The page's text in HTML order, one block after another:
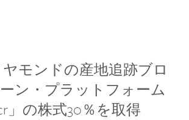
ヤモンドの産地追跡ブロ
ン・プラットフォーム
」の株式30％を取得